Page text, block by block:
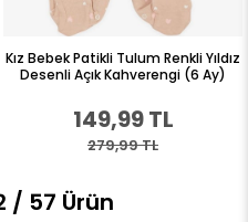
Kız Bebek Patikli Tulum Renkli Yıldız
Desenli Açık Kahverengi (6 Ay)
149,99 TL
279,99 TL
/ 57 Ürün